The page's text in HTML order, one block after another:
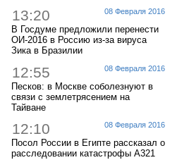
08 Февраля 2016
13:20
В Госдуме предложили перенести
ОИ-2016 в Россию из-за вируса
Зика в Бразилии
08 Февраля 2016
12:55
Песков: в Москве соболезнуют в
связи с землетрясением на
Тайване
08 Февраля 2016
12:10
Посол России в Египте рассказал о
расследовании катастрофы A321